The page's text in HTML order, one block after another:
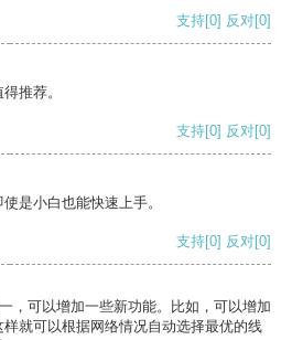
支持[0] 反对[0]
推荐。
支持[0] 反对[0]
是小白也能快速上手。
支持[0] 反对[0]
，可以增加一些新功能。比如，可以增加
就可以根据网络情况自动选择最优的线